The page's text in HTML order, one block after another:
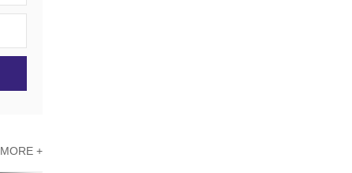
MORE +